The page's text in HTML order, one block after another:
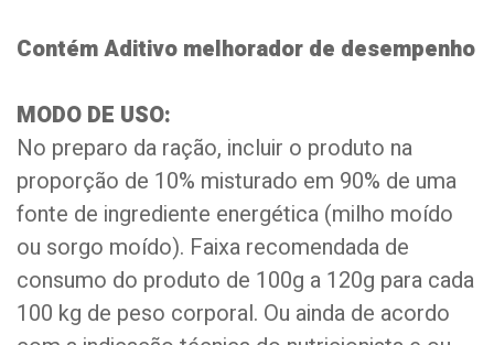
Contém Aditivo melhorador de desempenho
MODO DE USO:
No preparo da ração, incluir o produto na
proporção de 10% misturado em 90% de uma
fonte de ingrediente energética (milho moído
ou sorgo moído). Faixa recomendada de
consumo do produto de 100g a 120g para cada
100 kg de peso corporal. Ou ainda de acordo